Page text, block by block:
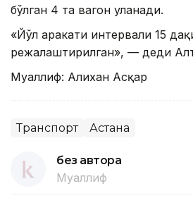
бўлган 4 та вагон уланади.
«Йўл ҳаракати интервали 15
режалаштирилган», — деди
Муаллиф: Алихан Асқар
Транспорт Астана
без автора
Муаллиф